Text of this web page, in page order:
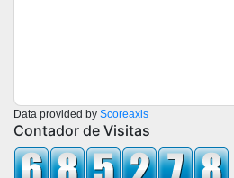
Data provided by Scoreaxis
Contador de Visitas